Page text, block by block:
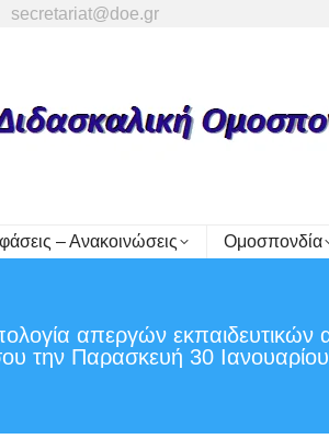
secretariat@doe.gr
– Ανακοινώσεις Ομοσπονδία
απεργών εκπαιδευτικών
την Παρασκευή 30